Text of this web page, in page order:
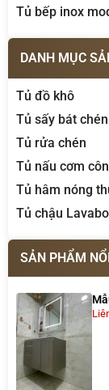
Tủ bếp inox
DANH MỤC
Tủ đồ khô
Tủ sấy bát chén
Tủ rửa chén
Tủ nấu cơm
Tủ hâm nóng
Tủ chậu
SẢN PHẨM